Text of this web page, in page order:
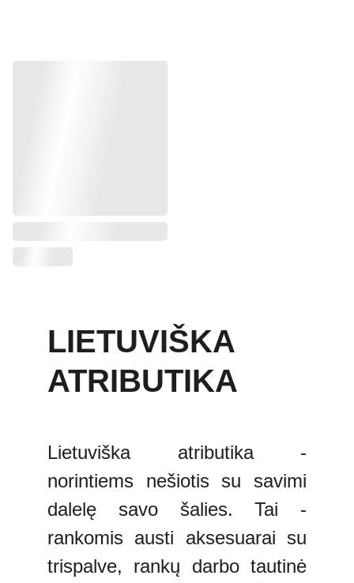
LIETUVIŠKA
ATRIBUTIKA
Lietuviška atributika -
norintiems nešiotis su savimi
dalelę savo šalies. Tai -
rankomis austi aksesuarai su
trispalve, rankų darbo tautinė